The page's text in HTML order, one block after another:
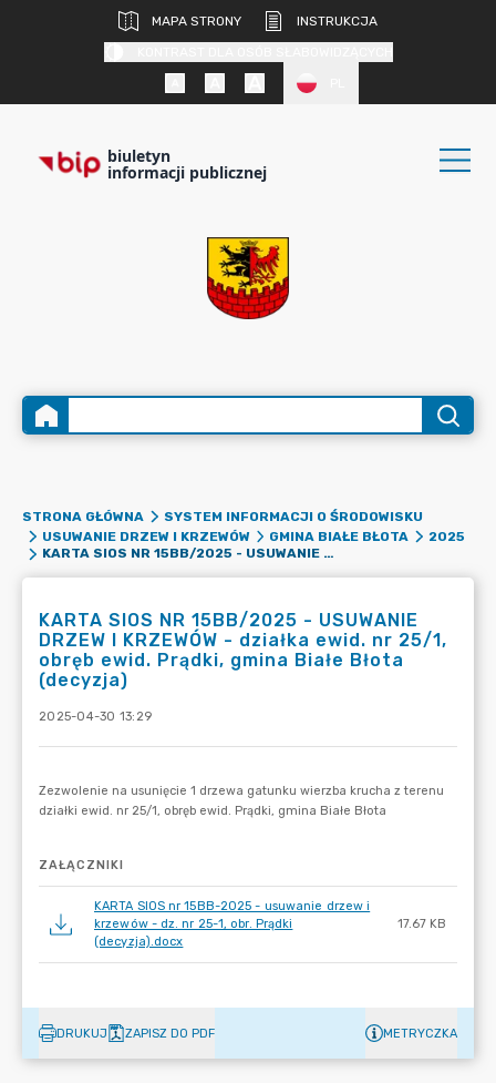
MAPA STRONY
INSTRUKCJA
biuletyn
informacji publicznej
STRONA GŁÓWNA
SYSTEM INFORMACJI O ŚRODOWISKU
USUWANIE DRZEW I KRZEWÓW
GMINA BIAŁE BŁOTA
2025
KARTA SIOS NR 15BB/2025 - USUWANIE DRZEW I KRZEWÓW - DZIAŁKA EWID. NR 25/1, OBRĘB EWID. PRĄDKI, GMINA BIAŁE BŁOTA (DECYZJA)
KARTA SIOS NR 15BB/2025 - USUWANIE
DRZEW I KRZEWÓW - działka ewid. nr 25/1,
obręb ewid. Prądki, gmina Białe Błota
(decyzja)
2025-04-30 13:29
ZAŁĄCZNIKI
KARTA SIOS nr 15BB-2025 - usuwanie drzew i
krzewów - dz. nr 25-1, obr. Prądki
(decyzja).docx
17.67 KB
DRUKUJ ZAPISZ DO PDF METRYCZKA